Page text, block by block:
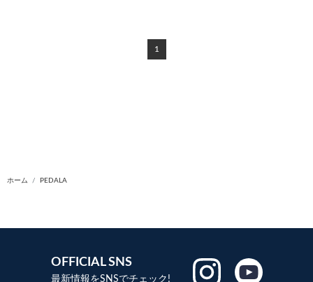
1
ホーム PEDALA
OFFICIAL SNS
最新情報をSNSでチェック!